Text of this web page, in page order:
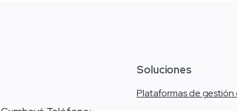
Soluciones
Plataformas de